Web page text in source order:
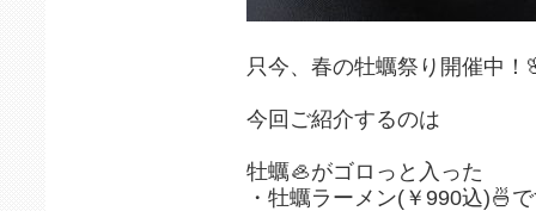
只今、春の牡蠣祭り開催中！⁡
⁡今回ご紹介するのは⁡⁡⁡
牡蠣🦪がゴロっと入った
・牡蠣ラーメン(￥990込)🍜⁡⁡